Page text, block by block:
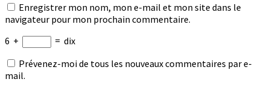
Enregistrer mon nom, mon e-mail et mon site dans le
navigateur pour mon prochain commentaire.
6 + = dix
Prévenez-moi de tous les nouveaux commentaires par e-
mail.